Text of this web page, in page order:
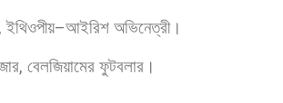
,ইথিওপীয়–আইরিশ অভিনেত্রী।
, বেলজিয়ামের ফুটবলার।